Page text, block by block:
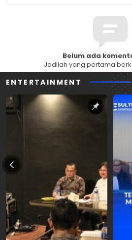
Belum ada
Jadilah yang pertama
ENTERTAINMENT